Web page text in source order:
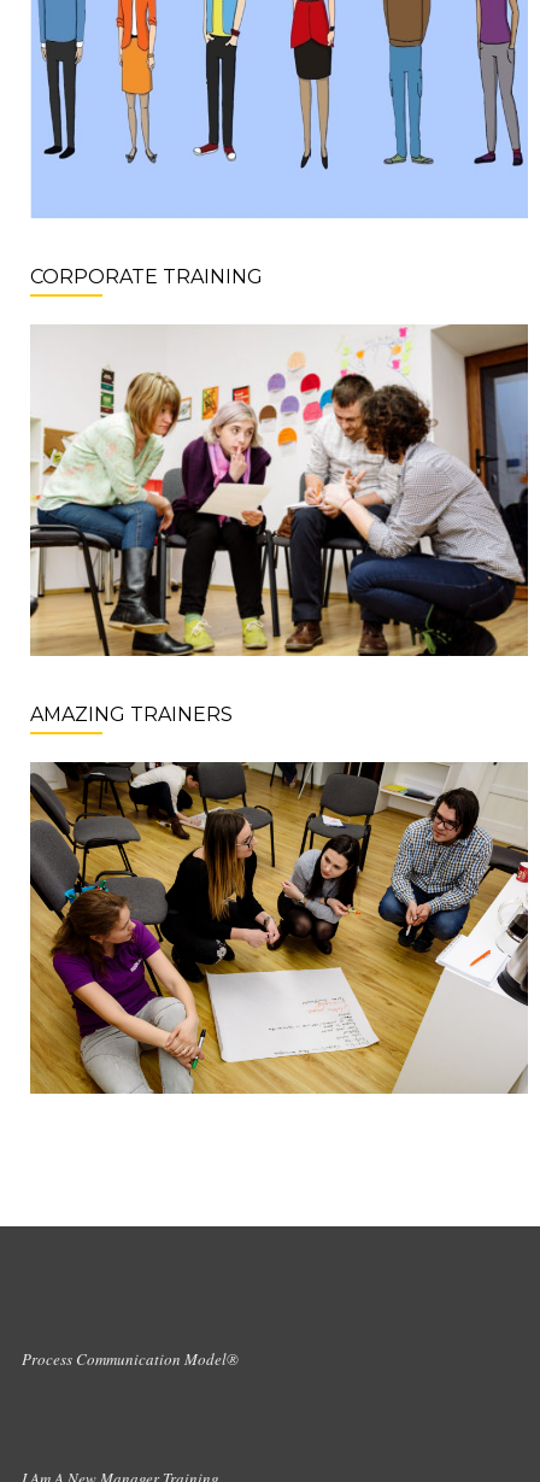
CORPORATE TRAINING
AMAZING TRAINERS
Process Communication Model®